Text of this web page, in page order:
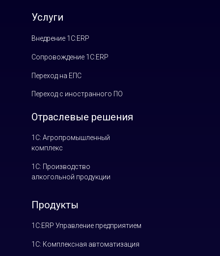
Услуги
Отраслевые решения
Продукты
1С: Агропромышленный
комплекс
1С: Производство
алкогольной продукции
1С:ERP Управление предприятием
1С: Комплексная автоматизация
Внедрение 1С:ERP
Сопровождение 1С:ERP
Переход на ЕПС
Переход с иностранного ПО